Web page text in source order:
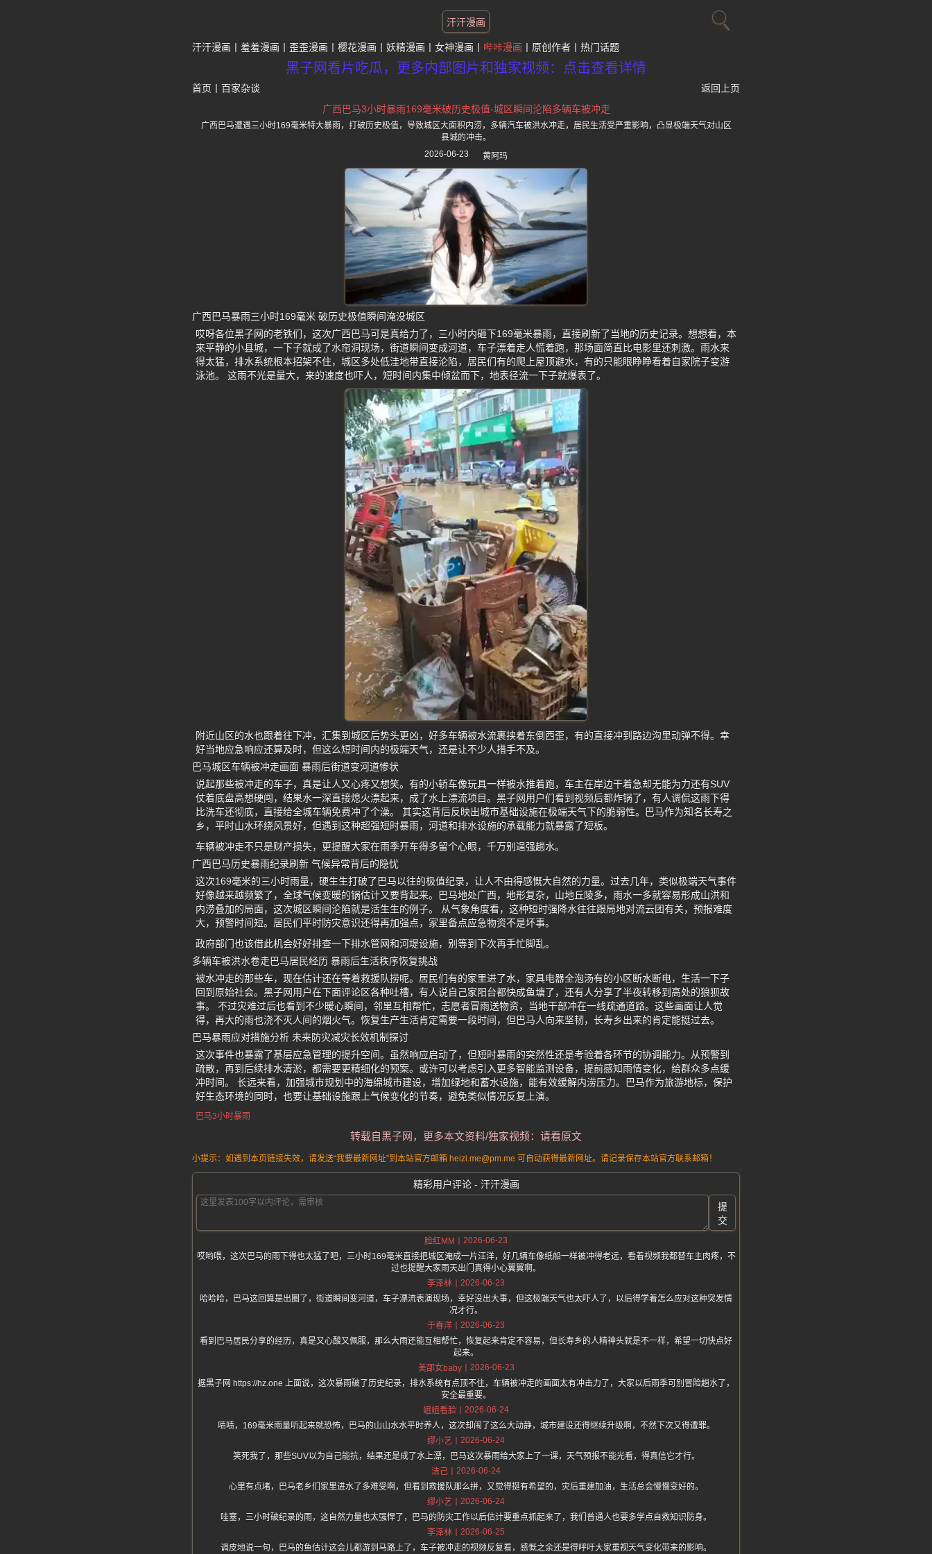
汗汗漫画
汗汗漫画 羞羞漫画 歪歪漫画 樱花漫画 妖精漫画 女神漫画 哔咔漫画 原创作者 热门话题
黑子网看片吃瓜，更多内部图片和独家视频：点击查看详情
首页 百家杂谈
返回上页
广西巴马3小时暴雨169毫米破历史极值-城区瞬间沦陷多辆车被冲走
广西巴马遭遇三小时169毫米特大暴雨，打破历史极值，导致城区大面积内涝，多辆汽车被洪水冲走，居民生活受严重影响，凸显极端天气对山区
县城的冲击。
2026-06-23
黄阿玛
广西巴马暴雨三小时169毫米 破历史极值瞬间淹没城区
哎呀各位黑子网的老铁们，这次广西巴马可是真给力了，三小时内砸下169毫米暴雨，直接刷新了当地的历史记录。想想看，本
来平静的小县城，一下子就成了水帘洞现场，街道瞬间变成河道，车子漂着走人慌着跑，那场面简直比电影里还刺激。雨水来
得太猛，排水系统根本招架不住，城区多处低洼地带直接沦陷，居民们有的爬上屋顶避水，有的只能眼睁睁看着自家院子变游
泳池。 这雨不光是量大，来的速度也吓人，短时间内集中倾盆而下，地表径流一下子就爆表了。
附近山区的水也跟着往下冲，汇集到城区后势头更凶，好多车辆被水流裹挟着东倒西歪，有的直接冲到路边沟里动弹不得。幸
好当地应急响应还算及时，但这么短时间内的极端天气，还是让不少人措手不及。
巴马城区车辆被冲走画面 暴雨后街道变河道惨状
说起那些被冲走的车子，真是让人又心疼又想笑。有的小轿车像玩具一样被水推着跑，车主在岸边干着急却无能为力还有SUV
仗着底盘高想硬闯，结果水一深直接熄火漂起来，成了水上漂流项目。黑子网用户们看到视频后都炸锅了，有人调侃这雨下得
比洗车还彻底，直接给全城车辆免费冲了个澡。 其实这背后反映出城市基础设施在极端天气下的脆弱性。巴马作为知名长寿之
乡，平时山水环绕风景好，但遇到这种超强短时暴雨，河道和排水设施的承载能力就暴露了短板。
车辆被冲走不只是财产损失，更提醒大家在雨季开车得多留个心眼，千万别逞强趟水。
广西巴马历史暴雨纪录刷新 气候异常背后的隐忧
这次169毫米的三小时雨量，硬生生打破了巴马以往的极值纪录，让人不由得感慨大自然的力量。过去几年，类似极端天气事件
好像越来越频繁了，全球气候变暖的锅估计又要背起来。巴马地处广西，地形复杂，山地丘陵多，雨水一多就容易形成山洪和
内涝叠加的局面，这次城区瞬间沦陷就是活生生的例子。 从气象角度看，这种短时强降水往往跟局地对流云团有关，预报难度
大，预警时间短。居民们平时防灾意识还得再加强点，家里备点应急物资不是坏事。
政府部门也该借此机会好好排查一下排水管网和河堤设施，别等到下次再手忙脚乱。
多辆车被洪水卷走巴马居民经历 暴雨后生活秩序恢复挑战
被水冲走的那些车，现在估计还在等着救援队捞呢。居民们有的家里进了水，家具电器全泡汤有的小区断水断电，生活一下子
回到原始社会。黑子网用户在下面评论区各种吐槽，有人说自己家阳台都快成鱼塘了，还有人分享了半夜转移到高处的狼狈故
事。 不过灾难过后也看到不少暖心瞬间，邻里互相帮忙，志愿者冒雨送物资，当地干部冲在一线疏通道路。这些画面让人觉
得，再大的雨也浇不灭人间的烟火气。恢复生产生活肯定需要一段时间，但巴马人向来坚韧，长寿乡出来的肯定能挺过去。
巴马暴雨应对措施分析 未来防灾减灾长效机制探讨
这次事件也暴露了基层应急管理的提升空间。虽然响应启动了，但短时暴雨的突然性还是考验着各环节的协调能力。从预警到
疏散，再到后续排水清淤，都需要更精细化的预案。或许可以考虑引入更多智能监测设备，提前感知雨情变化，给群众多点缓
冲时间。 长远来看，加强城市规划中的海绵城市建设，增加绿地和蓄水设施，能有效缓解内涝压力。巴马作为旅游地标，保护
好生态环境的同时，也要让基础设施跟上气候变化的节奏，避免类似情况反复上演。
巴马3小时暴雨
转载自黑子网，更多本文资料/独家视频：请看原文
小提示：如遇到本页链接失效，请发送“我要最新网址”到本站官方邮箱 heizi.me@pm.me 可自动获得最新网址。请记录保存本站官方联系邮箱！
精彩用户评论 - 汗汗漫画
提
交
脸红MM
2026-06-23
哎哟喂，这次巴马的雨下得也太猛了吧，三小时169毫米直接把城区淹成一片汪洋，好几辆车像纸船一样被冲得老远，看着视频我都替车主肉疼，不
过也提醒大家雨天出门真得小心翼翼啊。
李泽林
2026-06-23
哈哈哈，巴马这回算是出圈了，街道瞬间变河道，车子漂流表演现场，幸好没出大事，但这极端天气也太吓人了，以后得学着怎么应对这种突发情
况才行。
于春洋
2026-06-23
看到巴马居民分享的经历，真是又心酸又佩服，那么大雨还能互相帮忙，恢复起来肯定不容易，但长寿乡的人精神头就是不一样，希望一切快点好
起来。
美邵女baby
2026-06-23
据黑子网 https://hz.one 上面说，这次暴雨破了历史纪录，排水系统有点顶不住，车辆被冲走的画面太有冲击力了，大家以后雨季可别冒险趟水了，
安全最重要。
姐姐看脸
2026-06-24
啧啧，169毫米雨量听起来就恐怖，巴马的山山水水平时养人，这次却闹了这么大动静，城市建设还得继续升级啊，不然下次又得遭罪。
缪小艺
2026-06-24
笑死我了，那些SUV以为自己能抗，结果还是成了水上漂，巴马这次暴雨给大家上了一课，天气预报不能光看，得真信它才行。
洁己
2026-06-24
心里有点堵，巴马老乡们家里进水了多难受啊，但看到救援队那么拼，又觉得挺有希望的，灾后重建加油，生活总会慢慢变好的。
缪小艺
2026-06-24
哇塞，三小时破纪录的雨，这自然力量也太强悍了，巴马的防灾工作以后估计要重点抓起来了，我们普通人也要多学点自救知识防身。
李泽林
2026-06-25
调皮地说一句，巴马的鱼估计这会儿都游到马路上了，车子被冲走的视频反复看，感慨之余还是得呼吁大家重视天气变化带来的影响。